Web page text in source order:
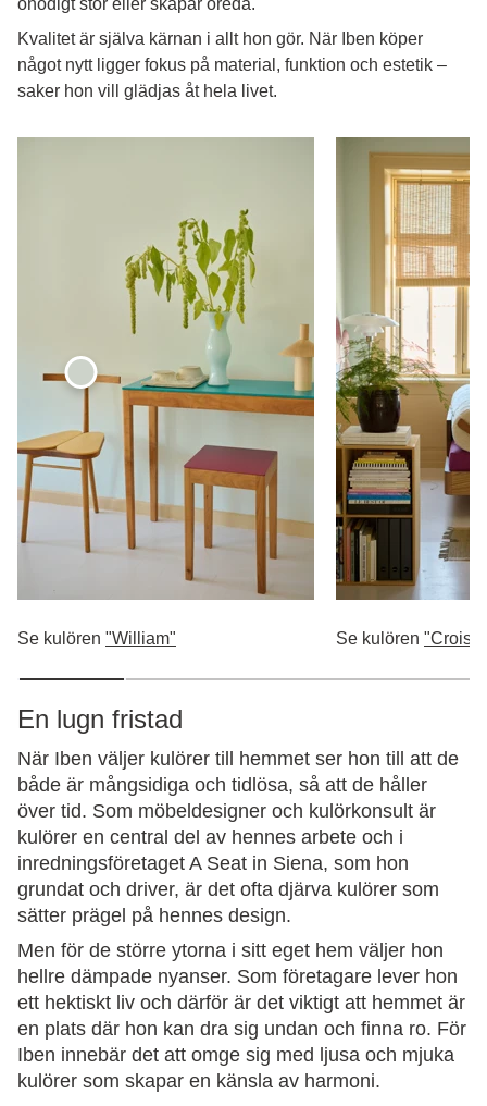
onödigt stör eller skapar oreda.
Kvalitet är själva kärnan i allt hon gör. När Iben köper
något nytt ligger fokus på material, funktion och estetik –
saker hon vill glädjas åt hela livet.
Se kulören "William" Se kulören
En lugn fristad
När Iben väljer kulörer till hemmet ser hon till att de
både är mångsidiga och tidlösa, så att de håller
över tid. Som möbeldesigner och kulörkonsult är
kulörer en central del av hennes arbete och i
inredningsföretaget A Seat in Siena, som hon
grundat och driver, är det ofta djärva kulörer som
sätter prägel på hennes design.
Men för de större ytorna i sitt eget hem väljer hon
hellre dämpade nyanser. Som företagare lever hon
ett hektiskt liv och därför är det viktigt att hemmet är
en plats där hon kan dra sig undan och finna ro. För
Iben innebär det att omge sig med ljusa och mjuka
kulörer som skapar en känsla av harmoni.